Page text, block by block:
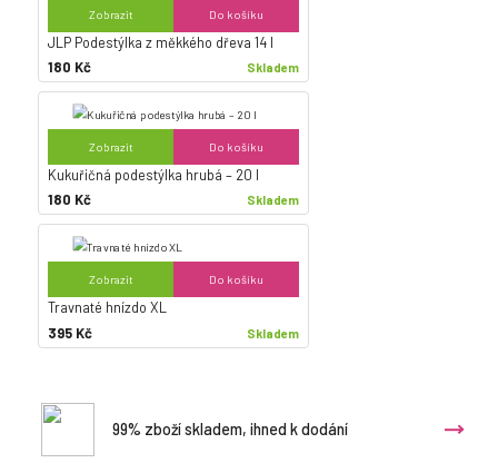
Zobrazit Do košíku
JLP Podestýlka z měkkého dřeva 14 l
180 Kč
Skladem
Zobrazit Do košíku
Kukuřičná podestýlka hrubá – 20 l
180 Kč
Skladem
Zobrazit Do košíku
Travnaté hnízdo XL
395 Kč
Skladem
99% zboží skladem, ihned k dodání